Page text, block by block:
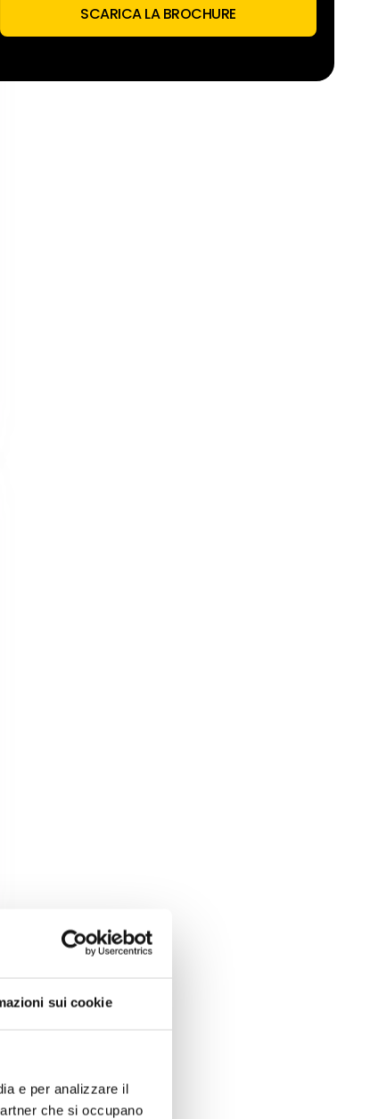
sui cookie
e per analizzare il
che si occupano
SCARICA LA BROCHURE